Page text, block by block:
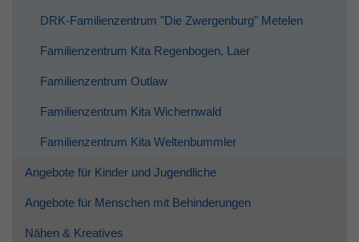
DRK-Familienzentrum "Die Zwergenburg" Metelen
Familienzentrum Kita Regenbogen, Laer
Familienzentrum Outlaw
Familienzentrum Kita Wichernwald
Familienzentrum Kita Weltenbummler
Angebote für Kinder und Jugendliche
Angebote für Menschen mit Behinderungen
Nähen & Kreatives